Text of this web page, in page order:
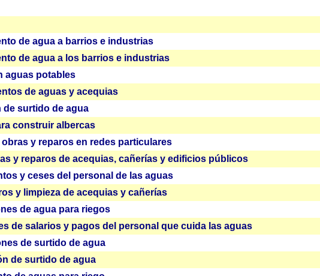
de agua a barrios e industrias
de agua a los barrios e industrias
aguas potables
de aguas y acequias
de surtido de agua
construir albercas
y reparos en redes particulares
y reparos de acequias, cañerías y edificios públicos
y ceses del personal de las aguas
y limpieza de acequias y cañerías
de agua para riegos
de salarios y pagos del personal que cuida las aguas
de surtido de agua
de surtido de agua